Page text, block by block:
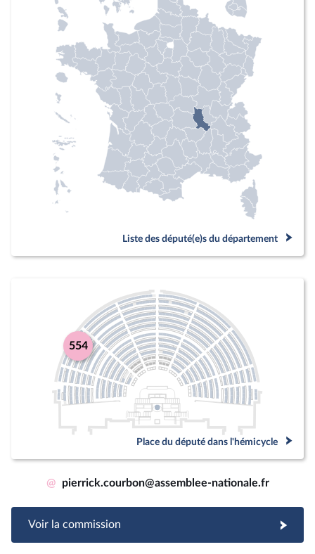
Liste des député(e)s du département
554
Place du député dans l'hémicycle
@ pierrick.courbon@assemblee-nationale.fr
Voir la commission